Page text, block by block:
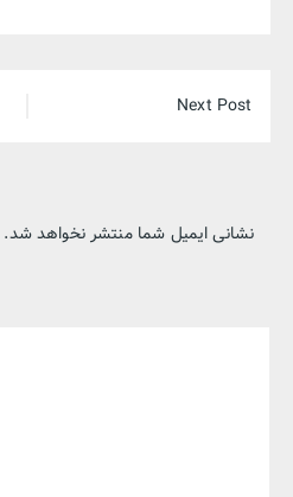
راهبری
Next Post
نشانی ایمیل شما منتشر نخواهد شد.